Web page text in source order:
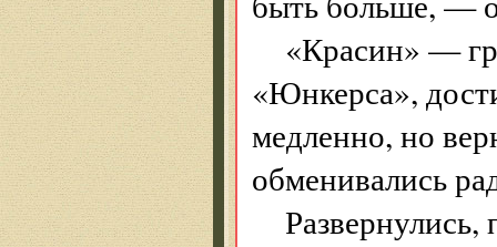
«Красин» —
«Юнкерса»,
медленно, но
обменивались
Развернулись,